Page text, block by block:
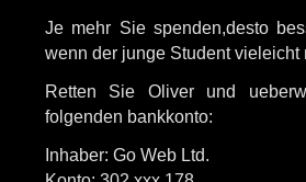
Je mehr Sie spenden,desto
wenn der junge Student vieleicht
Retten Sie Oliver und
folgenden bankkonto:
Inhaber: Go Web Ltd.